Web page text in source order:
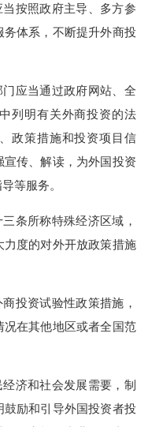
按照政府主导、多方参
体系，不断提升外商投
应当通过政府网站、全
列明有关外商投资的法
政策措施和投资项目信
传、解读，为外国投资
等服务。
条所称特殊经济区域，
度的对外开放政策措施
投资试验性政策措施，
在其他地区或者全国范
济和社会发展需要，制
励和引导外国投资者投